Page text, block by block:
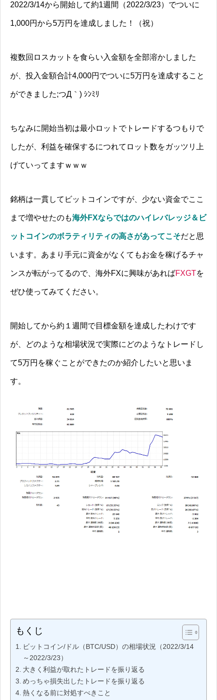
2022/3/14から開始して約1週間（2022/3/23）でついに
1,000円から5万円を達成しました！（祝）
複数回ロスカットを食らい入金額を全部溶かしました
が、投入金額合計4,000円でついに5万円を達成すること
ができました;つД｀) ｼﾝﾐﾘ
ちなみに開始当初は最小ロットでトレードするつもりで
したが、利益を確保するにつれてロット数をガッツリ上
げていってますｗｗｗ
銘柄は一貫してビットコインですが、少ない資金でここ
まで増やせたのも海外FXならではのハイレバレッジ＆ビ
ットコインのボラティリティの高さがあってこそだと思
います。あまり手元に資金がなくてもお金を稼げるチャ
ンスが転がってるので、海外FXに興味があればFXGTを
ぜひ使ってみてください。
開始してから約１週間で目標金額を達成したわけです
が、どのような相場状況で実際にどのようなトレードし
て5万円を稼ぐことができたのか紹介したいと思いま
す。
もくじ
ビットコイン/ドル（BTC/USD）の相場状況（2022/3/14
～2022/3/23）
大きく利益が取れたトレードを振り返る
めっちゃ損失出したトレードを振り返る
熱くなる前に対処すべきこと